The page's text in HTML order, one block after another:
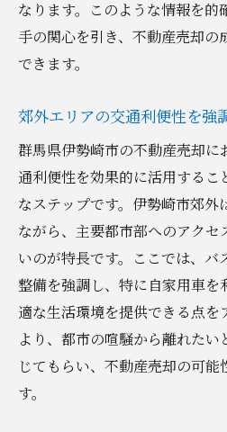
なります。このような情報を的
手の関心を引き、不動産売却の
できます。
郊外エリアの交通利便性を強
群馬県伊勢崎市の不動産売却に
通利便性を効果的に活用する
なステップです。伊勢崎市郊外
ながら、主要都市部へのアク
いのが特長です。ここでは、バ
整備を強調し、特に自家用車を
適な生活環境を提供できる点を
より、都市の喧騒から離れた
じてもらい、不動産売却の可
す。